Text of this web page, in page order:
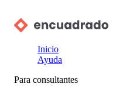
Inicio
Ayuda
Para consultantes